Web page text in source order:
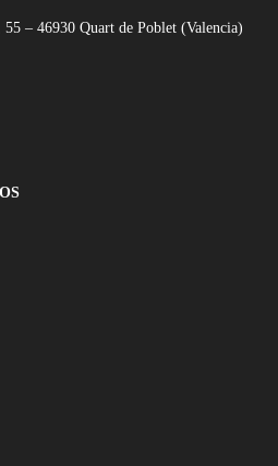
– 46930 Quart de Poblet (Valencia)